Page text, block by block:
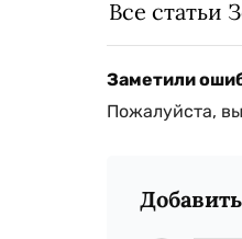
Все статьи
Заметили
Пожалуйста,